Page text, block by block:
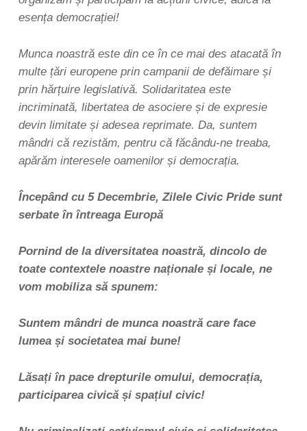
esența democrației!
Munca noastră este din ce în ce mai des atacată în
multe țări europene prin campanii de defăimare și
prin hărțuire legislativă. Solidaritatea este
incriminată, libertatea de asociere și de expresie
devin limitate și adesea reprimate. Da, suntem
mândri că rezistăm, pentru că făcându-ne treaba,
apărăm interesele oamenilor și democrația.
Începând cu 5 Decembrie, Zilele Civic Pride sunt
serbate în întreaga Europă
Pornind de la diversitatea noastră, dincolo de
toate contextele noastre naționale și locale, ne
vom mobiliza să spunem:
Suntem mândri de munca noastră care face
lumea și societatea mai bune!
Lăsați în pace drepturile omului, democrația,
participarea civică și spațiul civic!